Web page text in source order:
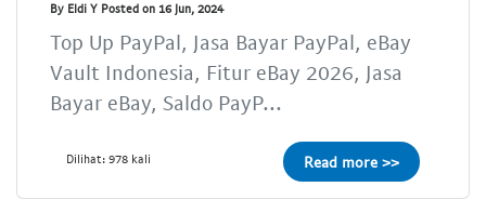
By Eldi Y Posted on 16 Jun, 2024
Top Up PayPal, Jasa Bayar PayPal, eBay
Vault Indonesia, Fitur eBay 2026, Jasa
Bayar eBay, Saldo PayP...
Dilihat: 978 kali Read more >>